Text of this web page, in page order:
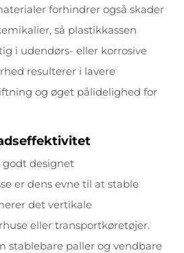
forhindrer også skader
så plastikkassen
i udendørs- eller korrosive
resulterer i lavere
og øget pålidelighed for
godt designet
er dens evne til at stable
det vertikale
eller transportkøretøjer.
stablebare paller og vendbare